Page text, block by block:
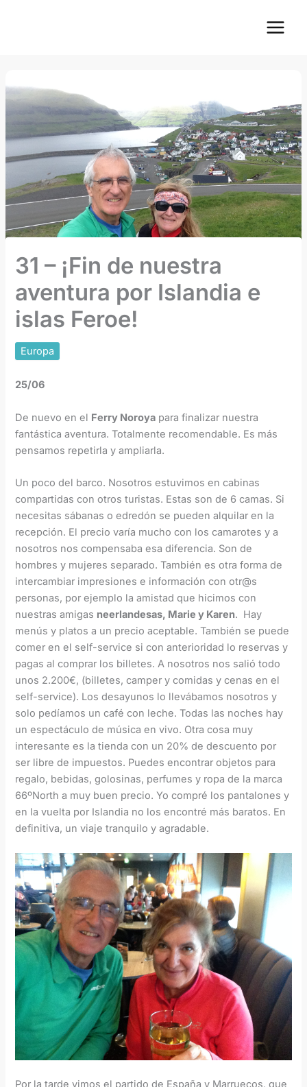
31 – ¡Fin de nuestra
aventura por Islandia e
islas Feroe!
Europa
25/06
De nuevo en el Ferry Noroya para finalizar nuestra
fantástica aventura. Totalmente recomendable. Es más
pensamos repetirla y ampliarla.
Un poco del barco. Nosotros estuvimos en cabinas
compartidas con otros turistas. Estas son de 6 camas. Si
necesitas sábanas o edredón se pueden alquilar en la
recepción. El precio varía mucho con los camarotes y a
nosotros nos compensaba esa diferencia. Son de
hombres y mujeres separado. También es otra forma de
intercambiar impresiones e información con otr@s
personas, por ejemplo la amistad que hicimos con
nuestras amigas neerlandesas, Marie y Karen. Hay
menús y platos a un precio aceptable. También se puede
comer en el self-service si con anterioridad lo reservas y
pagas al comprar los billetes. A nosotros nos salió todo
unos 2.200€, (billetes, camper y comidas y cenas en el
self-service). Los desayunos lo llevábamos nosotros y
solo pedíamos un café con leche. Todas las noches hay
un espectáculo de música en vivo. Otra cosa muy
interesante es la tienda con un 20% de descuento por
ser libre de impuestos. Puedes encontrar objetos para
regalo, bebidas, golosinas, perfumes y ropa de la marca
66ºNorth a muy buen precio. Yo compré los pantalones y
en la vuelta por Islandia no los encontré más baratos. En
definitiva, un viaje tranquilo y agradable.
Por la tarde vimos el partido de España y Marruecos, que